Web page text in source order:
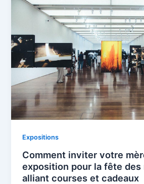
Expositions
Comment inviter votre
exposition pour la fête des
alliant courses et cadeaux